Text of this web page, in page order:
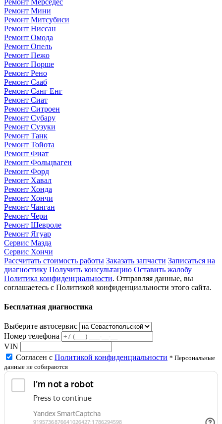
Ремонт Мерседес
Ремонт Мини
Ремонт Митсубиси
Ремонт Ниссан
Ремонт Омода
Ремонт Опель
Ремонт Пежо
Ремонт Порше
Ремонт Рено
Ремонт Сааб
Ремонт Санг Енг
Ремонт Сиат
Ремонт Ситроен
Ремонт Субару
Ремонт Сузуки
Ремонт Танк
Ремонт Тойота
Ремонт Фиат
Ремонт Фольцваген
Ремонт Форд
Ремонт Хавал
Ремонт Хонда
Ремонт Хончи
Ремонт Чанган
Ремонт Чери
Ремонт Шевроле
Ремонт Ягуар
Сервис Мазда
Сервис Хончи
Рассчитать стоимость работы Заказать запчасти Записаться на
диагностику Получить консультацию Оставить жалобу
Политика конфиденциальности. Отправляя данные, вы
соглашаетесь с Политикой конфиденциальности этого сайта.
Бесплатная диагностика
Выберите автосервис
Номер телефона
VIN
Согласен с Политикой конфиденциальности * Персональные
данные не собираются